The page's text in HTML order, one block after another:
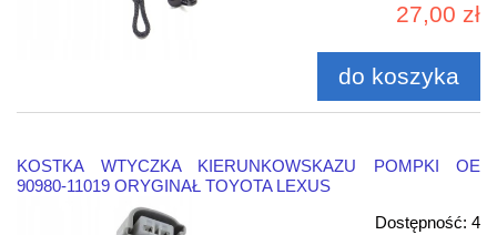
27,00 zł
do koszyka
KOSTKA WTYCZKA KIERUNKOWSKAZU POMPKI OE
90980-11019 ORYGINAŁ TOYOTA LEXUS
Dostępność: 4